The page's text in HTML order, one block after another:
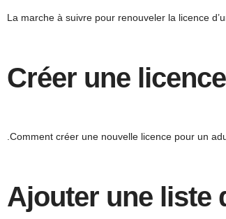
La marche à suivre pour renouveler la licence
Créer une
.Comment créer une nouvelle licence pour un
Ajouter une liste